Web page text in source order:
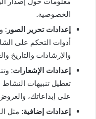
الخصوصية.
إعدادات تحرير الصور :
أدوات التحكم على
والإرشادات والتاريخ
إعدادات الإشعارات:
تعطيل تنبيهات النشاط
على إبداعاتك،
إعدادات إضافية: مثل